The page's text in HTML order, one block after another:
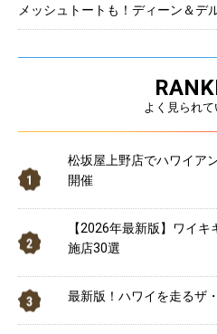
メッシュトートも！ディーン＆デ
よく見られ
松坂屋上野店でハワイア
開催
【2026年最新版】ワイ
施店30選
最新版！ハワイを走るザ